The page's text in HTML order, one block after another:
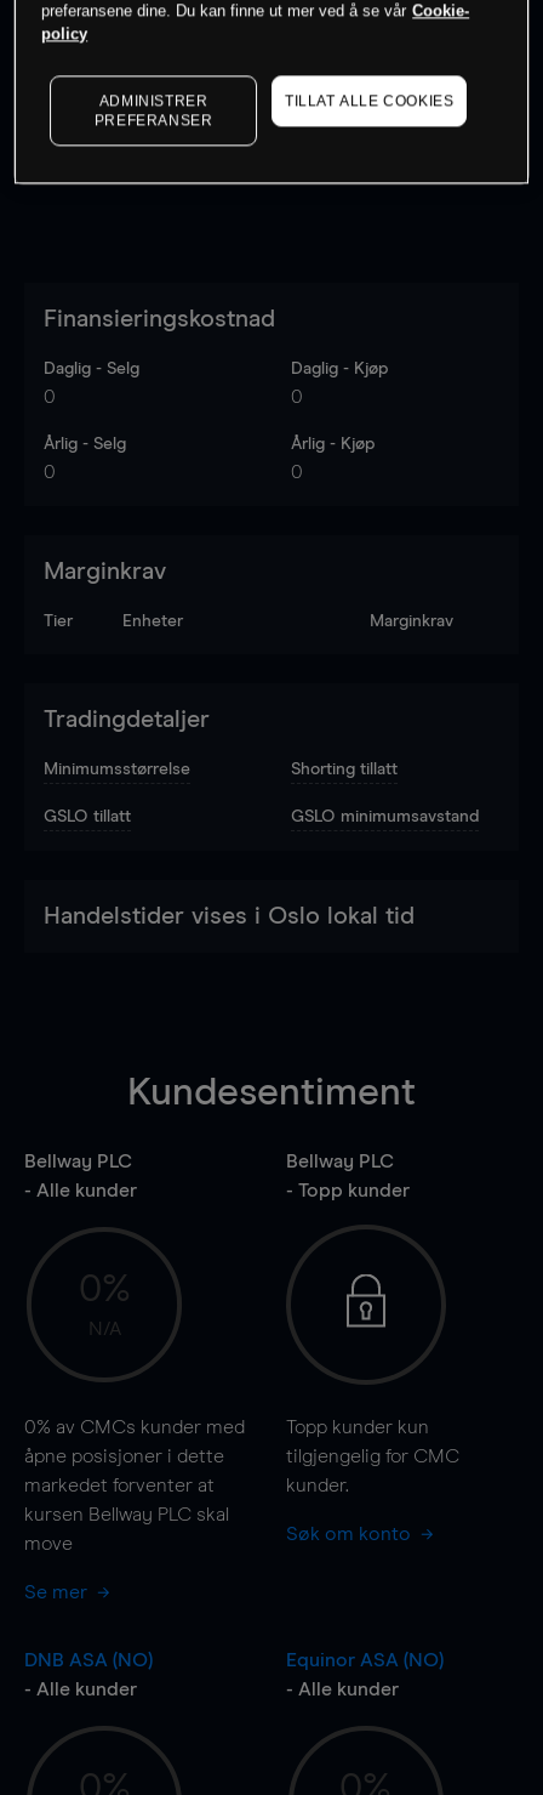
Kursene er veiledende. to see latest market data
Finansieringskostnad
Daglig - Selg
0
Daglig - Kjøp
0
Årlig - Selg
0
Årlig - Kjøp
0
Marginkrav
Tier Enheter Marginkrav
Tradingdetaljer
Minimumsstørrelse Shorting tillatt
GSLO tillatt GSLO minimumsavstand
Handelstider vises i Oslo lokal tid
Kundesentiment
Bellway PLC
- Alle kunder
0%
N/A
0% av CMCs kunder med
åpne posisjoner i dette
markedet forventer at
kursen Bellway PLC skal
move
Se mer
Bellway PLC
- Topp kunder
Topp kunder kun
tilgjengelig for CMC
kunder.
Søk om konto
DNB ASA (NO)
- Alle kunder
Equinor ASA (NO)
- Alle kunder
preferansene dine. Du kan finne ut mer ved å se vår Cookie-
policy
ADMINISTRER
PREFERANSER
TILLAT ALLE COOKIES